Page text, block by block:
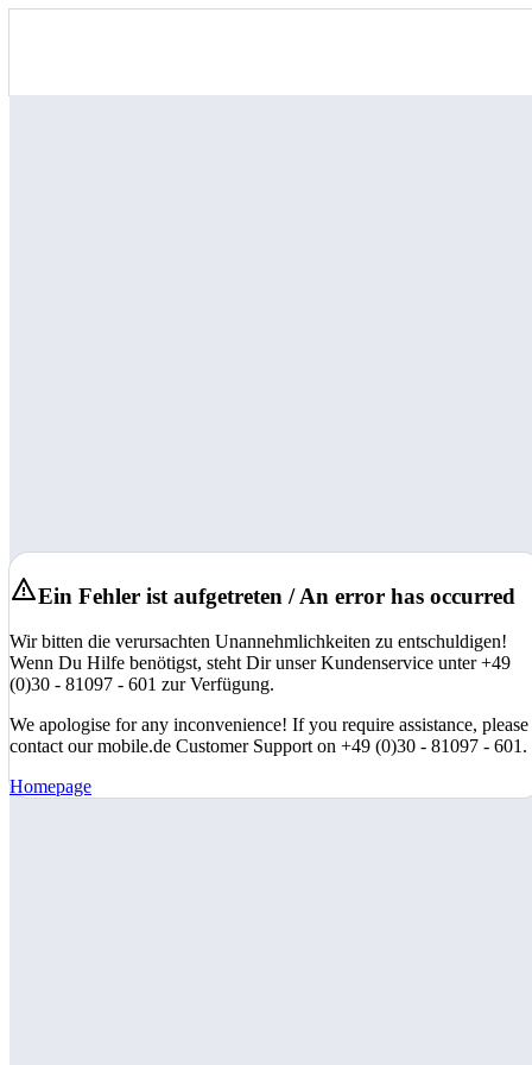
Ein Fehler ist aufgetreten / An error has occurred
Wir bitten die verursachten Unannehmlichkeiten zu entschuldigen!
Wenn Du Hilfe benötigst, steht Dir unser Kundenservice unter +49
(0)30 - 81097 - 601 zur Verfügung.
We apologise for any inconvenience! If you require assistance, please
contact our mobile.de Customer Support on +49 (0)30 - 81097 - 601.
Homepage